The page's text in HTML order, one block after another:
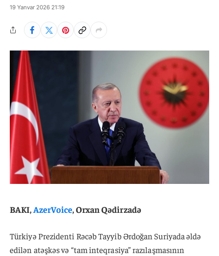
19 Yanvar 2026 21:19
BAKI,AzerVoice, Orxan Qədirzadə
Türkiyə Prezidenti Rəcəb Tayyib Ərdoğan Suriyada əldə
edilən atəşkəs və “tam inteqrasiya” razılaşmasının